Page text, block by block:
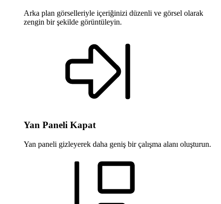
Arka plan görselleriyle içeriğinizi düzenli ve görsel olarak
zengin bir şekilde görüntüleyin.
Yan Paneli Kapat
Yan paneli gizleyerek daha geniş bir çalışma alanı oluşturun.